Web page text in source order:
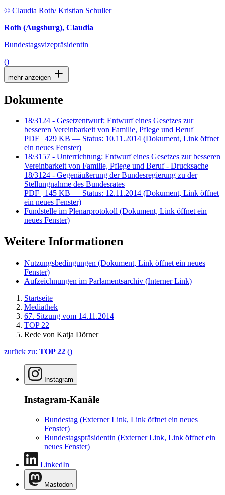
© Claudia Roth/ Kristian Schuller
Roth (Augsburg), Claudia
Bundestagsvizepräsidentin
()
mehr anzeigen
Dokumente
18/3124 - Gesetzentwurf: Entwurf eines Gesetzes zur
besseren Vereinbarkeit von Familie, Pflege und Beruf
PDF | 429 KB — Status: 10.11.2014 (Dokument, Link öffnet
ein neues Fenster)
18/3157 - Unterrichtung: Entwurf eines Gesetzes zur besseren
Vereinbarkeit von Familie, Pflege und Beruf - Drucksache
18/3124 - Gegenäußerung der Bundesregierung zu der
Stellungnahme des Bundesrates
PDF | 145 KB — Status: 12.11.2014 (Dokument, Link öffnet
ein neues Fenster)
Fundstelle im Plenarprotokoll (Dokument, Link öffnet ein
neues Fenster)
Weitere Informationen
Nutzungsbedingungen (Dokument, Link öffnet ein neues
Fenster)
Aufzeichnungen im Parlamentsarchiv (Interner Link)
Startseite
Mediathek
67. Sitzung vom 14.11.2014
TOP 22
Rede von Katja Dörner
zurück zu: TOP 22 ()
Instagram
Instagram-Kanäle
Bundestag (Externer Link, Link öffnet ein neues
Fenster)
Bundestagspräsidentin (Externer Link, Link öffnet ein
neues Fenster)
LinkedIn
Mastodon